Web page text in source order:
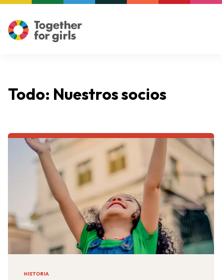
Todo: Nuestros socios
HISTORIA